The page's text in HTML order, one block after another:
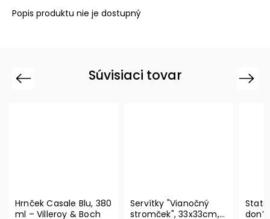
Popis produktu nie je dostupný
Súvisiaci tovar
Previous
Hrnček Casale Blu, 380
ml – Villeroy & Boch
Servítky "Vianočný
stromček", 33x33cm,
Next